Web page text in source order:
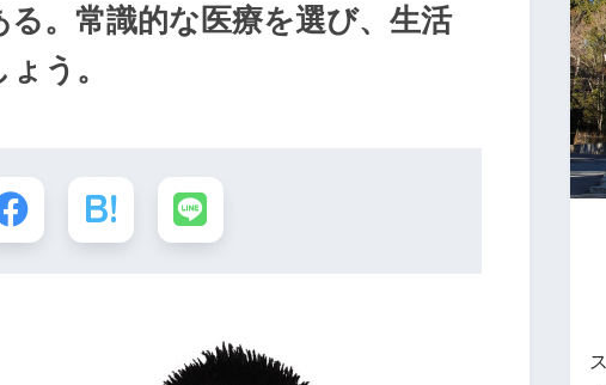
。常識的な医療を選び、生活
う。